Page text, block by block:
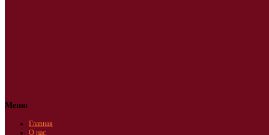
Меню
Главная
О нас